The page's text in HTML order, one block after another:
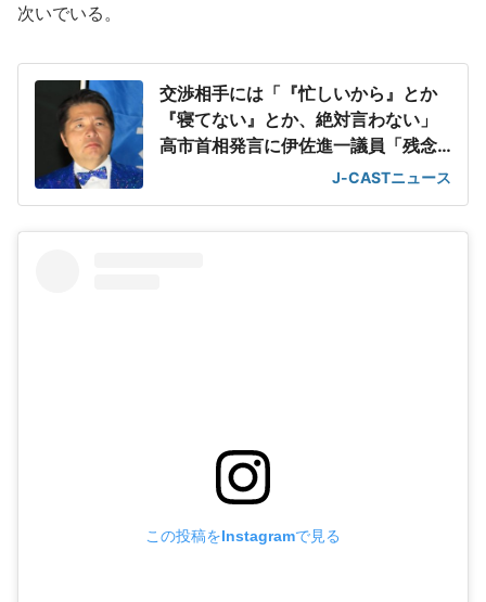
次いでいる。
交渉相手には「『忙しいから』とか
『寝てない』とか、絶対言わない」
高市首相発言に伊佐進一議員「残念
J-CASTニュース
この投稿をInstagramで見る